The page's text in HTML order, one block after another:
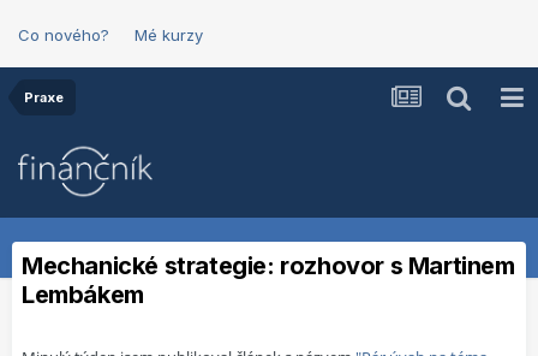
Co nového? Mé kurzy
Praxe
Mechanické strategie: rozhovor s Martinem
Lembákem